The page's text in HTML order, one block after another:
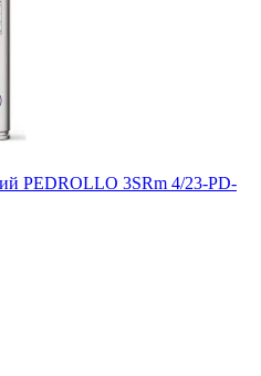
PEDROLLO 3SRm 4/23-PD-